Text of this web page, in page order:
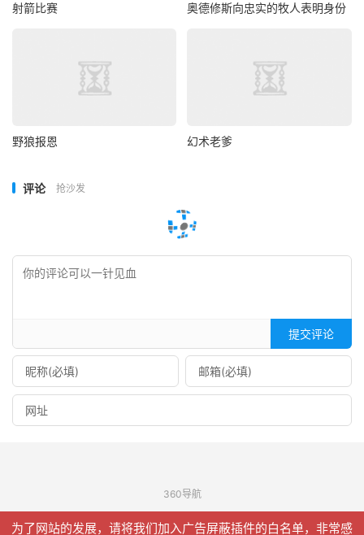
射箭比赛 奥德修斯向忠实的牧人表明身份
野狼报恩 幻术老爹
评论 抢沙发
提交评论
360导航
© 2026信聚合 网站地图
为了网站的发展，请将我们加入广告屏蔽插件的白名单，非常感